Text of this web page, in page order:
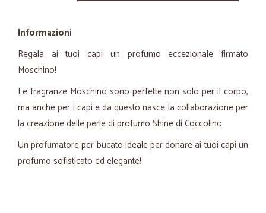
Informazioni
Regala ai tuoi capi un profumo eccezionale firmato
Moschino!
Le fragranze Moschino sono perfette non solo per il corpo,
ma anche per i capi e da questo nasce la collaborazione per
la creazione delle perle di profumo Shine di Coccolino.
Un profumatore per bucato ideale per donare ai tuoi capi un
profumo sofisticato ed elegante!